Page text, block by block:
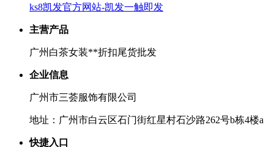
ks8凯发官方网站-凯发一触即发
主营产品
广州白茶女装**折扣尾货批发
企业信息
广州市三荟服饰有限公司
地址：广州市白云区石门街红星村石沙路262号b栋4楼a
快捷入口